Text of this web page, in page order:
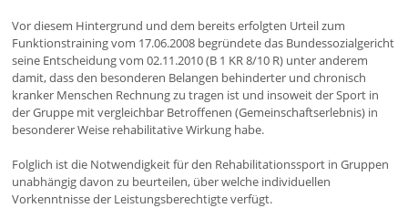
Vor diesem Hintergrund und dem bereits erfolgten Urteil zum
Funktionstraining vom 17.06.2008 begründete das Bundessozialgericht
seine Entscheidung vom 02.11.2010 (B 1 KR 8/10 R) unter anderem
damit, dass den besonderen Belangen behinderter und chronisch
kranker Menschen Rechnung zu tragen ist und insoweit der Sport in
der Gruppe mit vergleichbar Betroffenen (Gemeinschaftserlebnis) in
besonderer Weise rehabilitative Wirkung habe.
Folglich ist die Notwendigkeit für den Rehabilitationssport in Gruppen
unabhängig davon zu beurteilen, über welche individuellen
Vorkenntnisse der Leistungsberechtigte verfügt.